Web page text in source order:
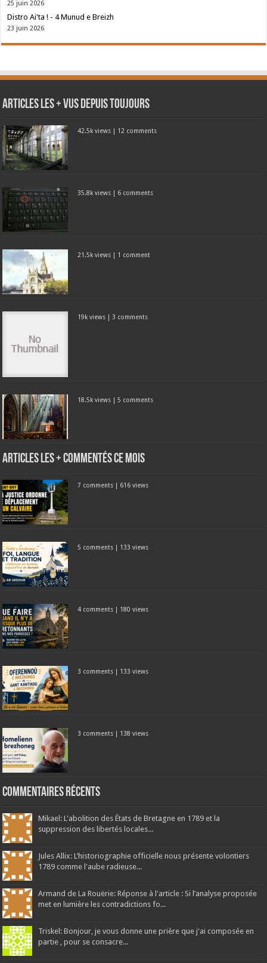
25 juin 2026
Distro Ai'ta ! - 4 Munud e Breizh
23 juin 2026
Articles les + vus depuis toujours
42.5k views | 12 comments
35.8k views | 6 comments
21.5k views | 1 comment
19k views | 3 comments
18.5k views |5 comments
Articles les + commentés ce mois
7 comments | 616 views
5 comments | 133 views
4 comments | 180 views
3 comments | 133 views
3 comments | 138 views
Commentaires récents
Mikael: L'abolition des États de Bretagne en 1789 et la
suppression des libertés locales...
Jules Allix: L’historiographie officielle nous présente volontiers
1789 comme l'aube radieuse...
Armand de La Rouërie: Réponse à l'article : Si l’analyse proposée
met en lumière les contradictions fo...
Triskel: Bonjour, je vous donne une prière que j'ai composée en
partie , pour se consacre...